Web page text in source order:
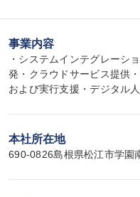
事業内容
・システムインテグレーシ
発・クラウドサービス提供
および実行支援・デジタル
本社所在地
690-0826島根県松江市学園